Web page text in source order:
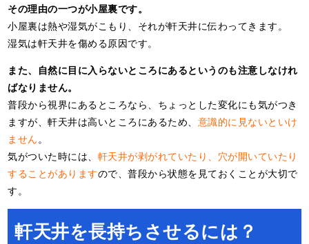
その理由の一つが小屋裏です。
小屋裏は熱や湿気がこもり、それが軒天井に伝わってきます。
湿気は軒天井を傷める原因です。
また、自然に目に入らないところにあるというのも注意しなけれ
ばなりません。
普段から視界にあるところなら、ちょっとした変化にも気がつき
ますが、軒天井は高いところにあるため、 意識的に見ないといけ
ません 。
気がついた時には、 軒天井が剥がれていたり、穴が開いていたり
することがありますので、普段から状態を見ておくことが大切で
す。
軒天井を長持ちさせるには？